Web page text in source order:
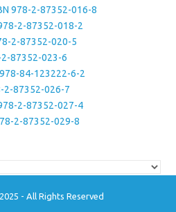
978-2-87352-016-8
2-87352-018-2
2-87352-020-5
2-87352-023-6
84-123222-6-2
2-87352-026-7
2-87352-027-4
2-87352-029-8
- All Rights Reserved